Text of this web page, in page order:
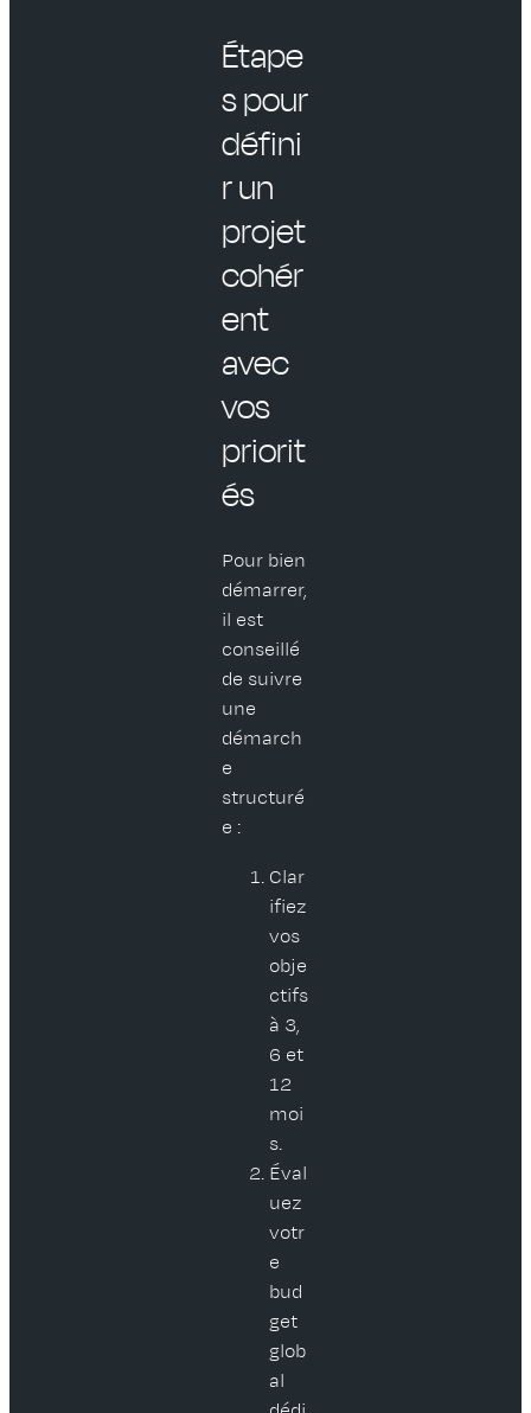
Étape
s pour
défini
r un
projet
cohér
ent
avec
vos
priorit
és
Pour bien
démarrer,
il est
conseillé
de suivre
une
démarch
e
structuré
e :
Clar
ifiez
vos
obje
ctifs
à 3,
6 et
12
moi
s.
Éval
uez
votr
e
bud
get
glob
al